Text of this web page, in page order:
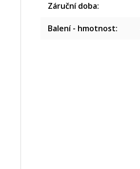
Záruční doba:
Balení - hmotnost: